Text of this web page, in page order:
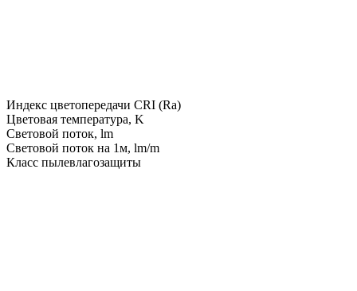
Индекс цветопередачи CRI (Ra)
Цветовая температура, K
Световой поток, lm
Световой поток на 1м, lm/m
Класс пылевлагозащиты